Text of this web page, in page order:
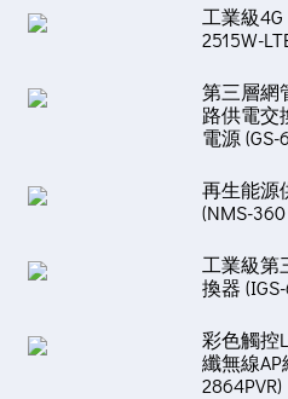
工業級
2515W-
第三層網
路供電交
電源 (GS-
再生能源
(NMS-
工業級第
換器
彩色觸控
纖無線
2864PVR)